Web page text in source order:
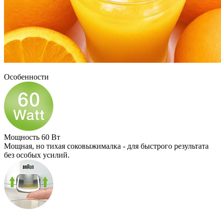
Особенности
Мощность 60 Вт
Мощная, но тихая соковыжималка - для быстрого результата
без особых усилий.